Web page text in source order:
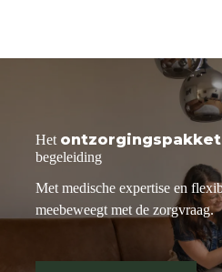
Zorgkamer
Mantelzorgwoning
Ontzorgingspakket
Stabiele zorgvraag
Snel toenemende
Gemeenten
Zorginstellingen
Particulieren
Het ontzorgingspakket
begeleiding
Met medische expertise en
meebeweegt met de zorgvraag.